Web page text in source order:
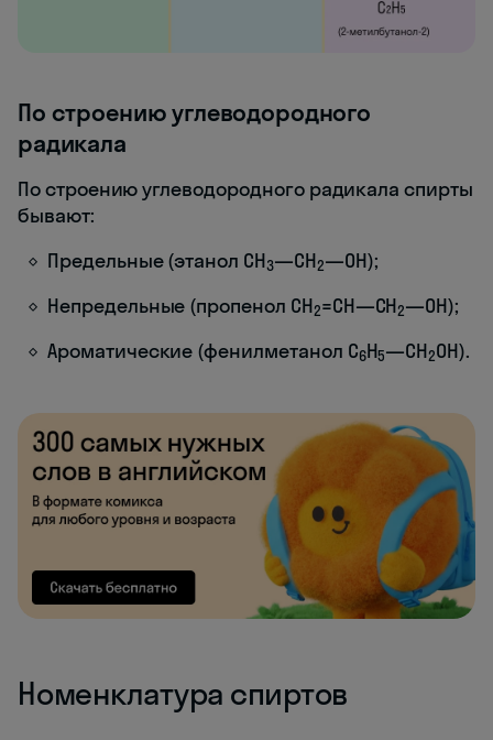
По строению углеводородного
радикала
По строению углеводородного радикала спирты
бывают:
Предельные (этанол СН3—СН2—ОН);
Непредельные (пропенол СН2=СН—СН2—ОН);
Ароматические (фенилметанол С6Н5—СН2ОН).
Номенклатура спиртов